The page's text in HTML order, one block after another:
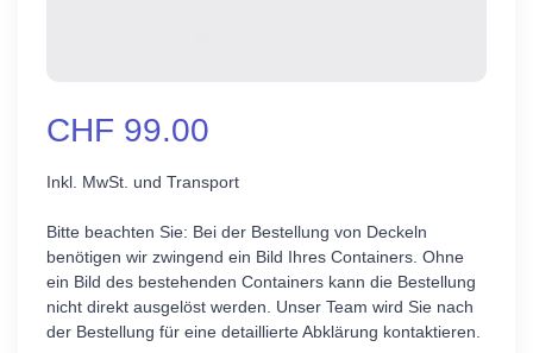
CHF 99.00
Inkl. MwSt. und Transport
Bitte beachten Sie: Bei der Bestellung von Deckeln
benötigen wir zwingend ein Bild Ihres Containers. Ohne
ein Bild des bestehenden Containers kann die Bestellung
nicht direkt ausgelöst werden. Unser Team wird Sie nach
der Bestellung für eine detaillierte Abklärung kontaktieren.